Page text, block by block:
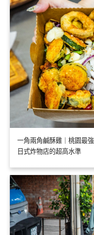
一角兩角鹹酥雞｜桃園最
日式炸物店的超高水準